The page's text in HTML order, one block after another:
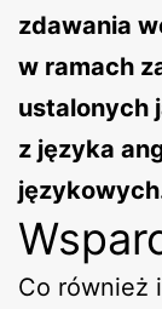
zdawania
w ramach
ustalonych
z języka
Co również